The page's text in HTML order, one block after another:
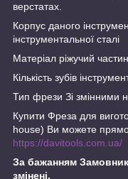
верстатах.
Корпус даного
інструментальної сталі
Матеріал ріжучий
Кількість зубів
Тип фрези Зі змінними
Купити Фреза для
house) Ви можете прямо
https://davitools.com.ua/
За бажанням
змінені.